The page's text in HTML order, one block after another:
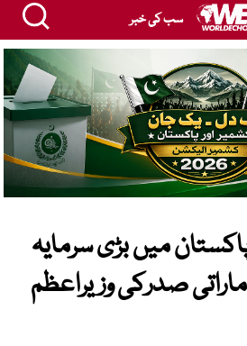
سب کی خبر
میں بڑی سرمایہ
صدرکی وزیراعظم